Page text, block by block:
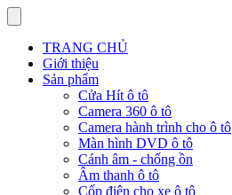
TRANG CHỦ
Giới thiệu
Sản phẩm
Cửa Hít ô tô
Camera 360 ô tô
Camera hành trình cho ô tô
Màn hình DVD ô tô
Cánh âm - chống ồn
Âm thanh ô tô
Cốp điện cho xe ô tô